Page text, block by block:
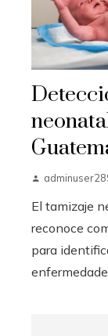
El tamizaje
reconoce
para